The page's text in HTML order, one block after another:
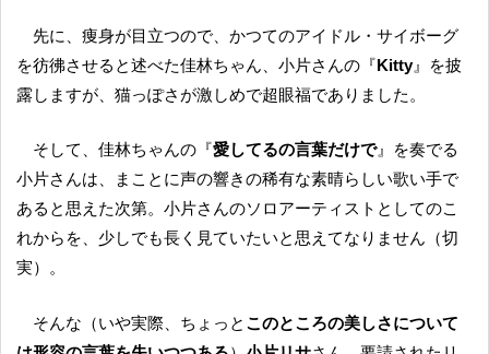
先に、痩身が目立つので、かつてのアイドル・サイボーグ
を彷彿させると述べた佳林ちゃん、小片さんの『Kitty』を披
露しますが、猫っぽさが激しめで超眼福でありました。
そして、佳林ちゃんの『愛してるの言葉だけで』を奏でる
小片さんは、まことに声の響きの稀有な素晴らしい歌い手で
あると思えた次第。小片さんのソロアーティストとしてのこ
れからを、少しでも長く見ていたいと思えてなりません（切
実）。
そんな（いや実際、ちょっと このところの美しさについて